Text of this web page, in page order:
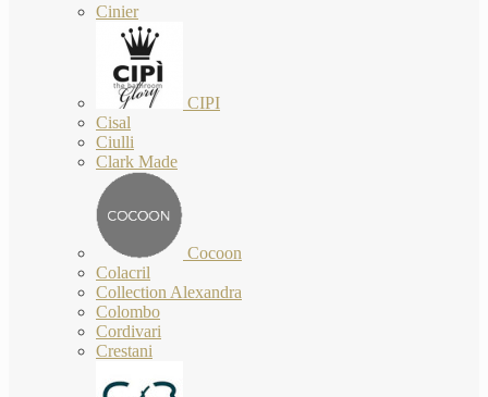
Cinier
CIPI
Cisal
Ciulli
Clark Made
Cocoon
Colacril
Collection Alexandra
Colombo
Cordivari
Crestani